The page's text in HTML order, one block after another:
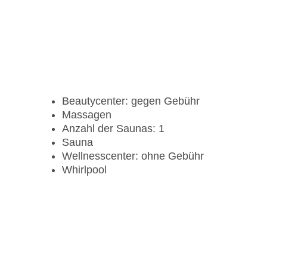
Beautycenter: gegen Gebühr
Massagen
Anzahl der Saunas: 1
Sauna
Wellnesscenter: ohne Gebühr
Whirlpool